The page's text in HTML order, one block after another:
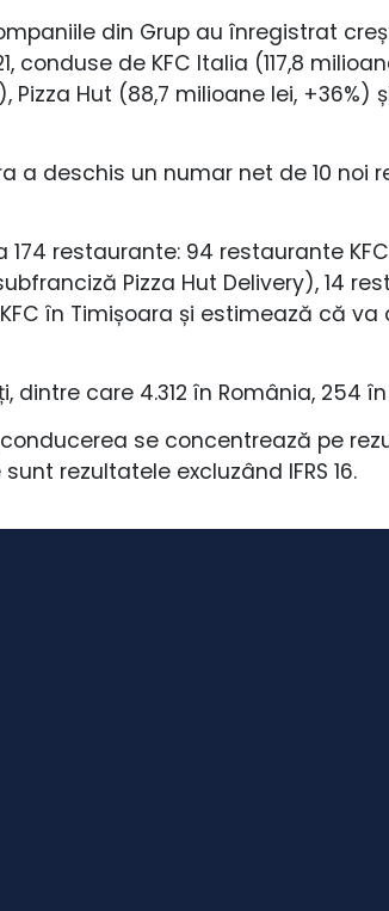
din Grup au înregistrat
de KFC Italia (117,8
Hut (88,7 milioane lei, +36%)
a deschis un numar net de 10 noi
restaurante: 94 restaurante
Pizza Hut Delivery), 14
în Timișoara și estimează că
care 4.312 în România, 254
se concentrează pe
rezultatele excluzând IFRS 16.